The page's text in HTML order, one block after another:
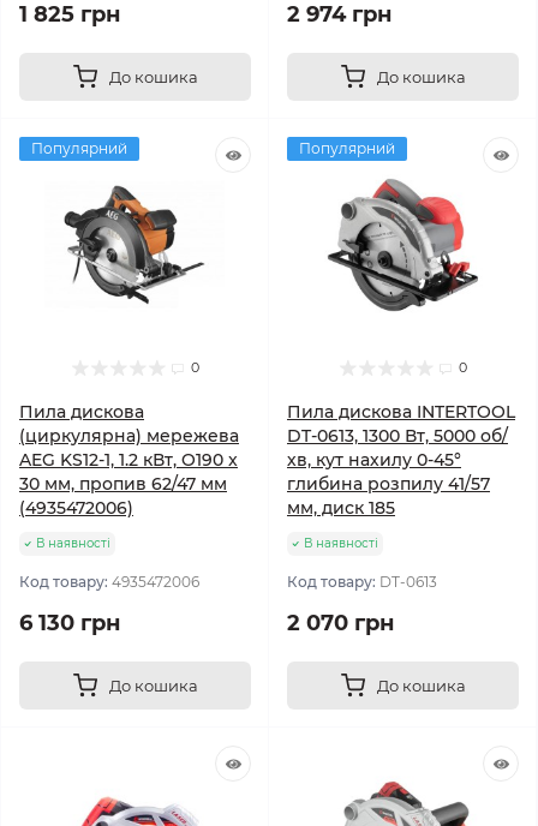
1 825 грн
До кошика
2 974 грн
До кошика
Популярний
0
Пила дискова
(циркулярна) мережева
AEG KS12-1, 1.2 кВт, O190 x
30 мм, пропив 62/47 мм
(4935472006)
В наявності
Код товару: 4935472006
6 130 грн
До кошика
Популярний
0
Пила дискова INTERTOOL
DT-0613, 1300 Вт, 5000 об/
хв, кут нахилу 0-45°
глибина розпилу 41/57
мм, диск 185
В наявності
Код товару: DT-0613
2 070 грн
До кошика